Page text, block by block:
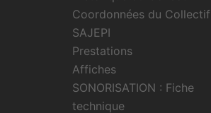
Coordonnées du Collectif
SAJEPI
Prestations
Affiches
SONORISATION : Fiche
technique